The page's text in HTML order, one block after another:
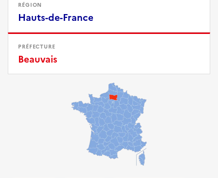
RÉGION
Hauts-de-France
PRÉFECTURE
Beauvais